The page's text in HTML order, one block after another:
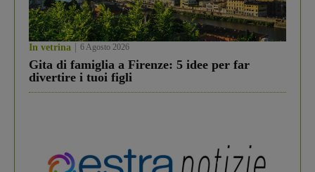
In vetrina 6 Agosto 2026
Gita di famiglia a Firenze: 5 idee per far
divertire i tuoi figli